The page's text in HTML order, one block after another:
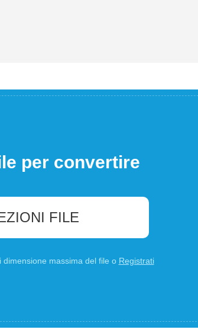
per convertire
FILE
massima del file o Registrati